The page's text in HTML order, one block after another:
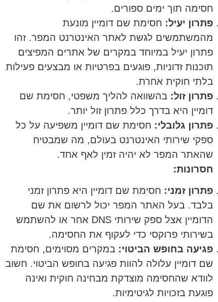
חסימה תוך ימים ספורים.
פתרון יעיל: חסימת שם דומיין מונעת
מהמשתמשים לגשת לאתר האינטרנט המפר. זהו
פתרון יעיל במיוחד במקרים של אתרים המפיצים
תוכנות זדוניות, פוגעים בפרטיות או מבצעים פעילות
בלתי חוקית אחרת.
פתרון זול: בהשוואה להליך משפטי, חסימת שם
דומיין היא בדרך כלל פתרון זול יותר.
פתרון גלובלי: חסימת שם דומיין משפיעה על כל
ספקי שירותי האינטרנט בעולם, מה שמבטיח
שהאתר המפר לא יהיה זמין לאף אחד.
חסרונות:
פתרון זמני: חסימת שם דומיין היא פתרון זמני
בלבד. בעל האתר המפר יכול לרשום את שם
הדומיין אצל ספק שירותי DNS אחר או להשתמש
בשירותי פרוקסי כדי לעקוף את החסימה.
פגיעה בחופש הביטוי: במקרים מסוימים, חסימת
שם דומיין עלולה להוות פגיעה בחופש הביטוי. חשוב
לוודא שהחסימה מוצדקת מבחינה חוקית ואינה
פוגעת בזכויות לגיטימיות.